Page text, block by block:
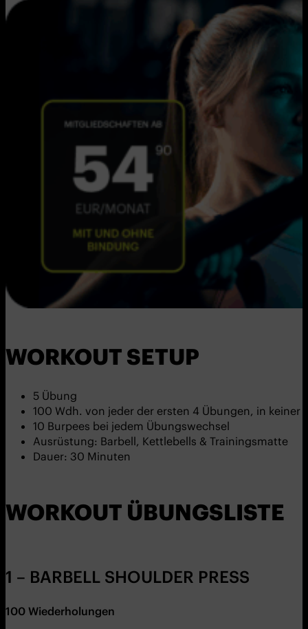
WORKOUT SETUP
5 Übung
100 Wdh. von jeder der ersten 4 Übungen, in keiner
10 Burpees bei jedem Übungswechsel
Ausrüstung: Barbell, Kettlebells & Trainingsmatte
Dauer: 30 Minuten
WORKOUT ÜBUNGSLISTE
1 – BARBELL SHOULDER PRESS
100 Wiederholungen